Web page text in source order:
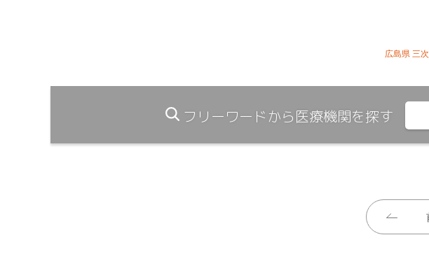
広島県 三
フリーワードから医療機関を探す